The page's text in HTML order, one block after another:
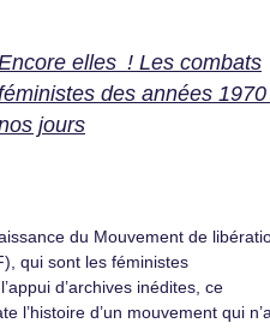
elles ! Les combats
des années
jours
du Mouvement de
qui sont les féministes
d’archives inédites, ce
l’histoire d’un mouvement qui